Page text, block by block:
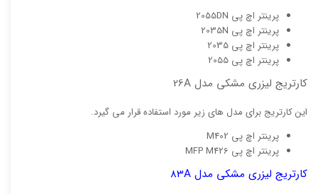
پرینتر اچ پی 2055DN
پرینتر اچ پی 2035N
پرینتر اچ پی 2035
پرینتر اچ پی 2055
کارتریج لیزری مشکی مدل 26A
این کارتریج برای مدل های زیر مورد استفاده قرار می گیرد.
پرینتر اچ پی M402
پرینتر اچ پی MFP M426
کارتریج لیزری مشکی مدل 83A